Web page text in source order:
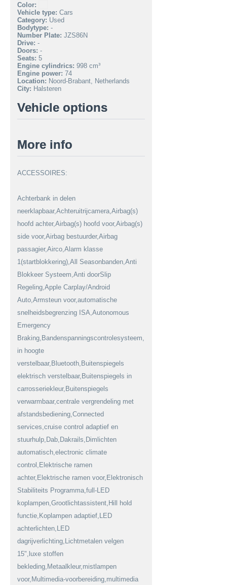
Color:
Vehicle type: Cars
Category: Used
Bodytype: -
Number Plate: JZS86N
Drive: -
Doors: -
Seats: 5
Engine cylindrics: 998 cm³
Engine power: 74
Location: Noord-Brabant, Netherlands
City: Halsteren
Vehicle options
More info
ACCESSOIRES:
Achterbank in delen
neerklapbaar,Achteruitrijcamera,Airbag(s)
hoofd achter,Airbag(s) hoofd voor,Airbag(s)
side voor,Airbag bestuurder,Airbag
passagier,Airco,Alarm klasse
1(startblokkering),All Seasonbanden,Anti
Blokkeer Systeem,Anti doorSlip
Regeling,Apple Carplay/Android
Auto,Armsteun voor,automatische
snelheidsbegrenzing ISA,Autonomous
Emergency
Braking,Bandenspanningscontrolesysteem,Bestuurdersstoel
in hoogte
verstelbaar,Bluetooth,Buitenspiegels
elektrisch verstelbaar,Buitenspiegels in
carrosseriekleur,Buitenspiegels
verwarmbaar,centrale vergrendeling met
afstandsbediening,Connected
services,cruise control adaptief en
stuurhulp,Dab,Dakrails,Dimlichten
automatisch,electronic climate
control,Elektrische ramen
achter,Elektrische ramen voor,Elektronisch
Stabiliteits Programma,full-LED
koplampen,Grootlichtassistent,Hill hold
functie,Koplampen adaptief,LED
achterlichten,LED
dagrijverlichting,Lichtmetalen velgen
15",luxe stoffen
bekleding,Metaalkleur,mistlampen
voor,Multimedia-voorbereiding,multimedia